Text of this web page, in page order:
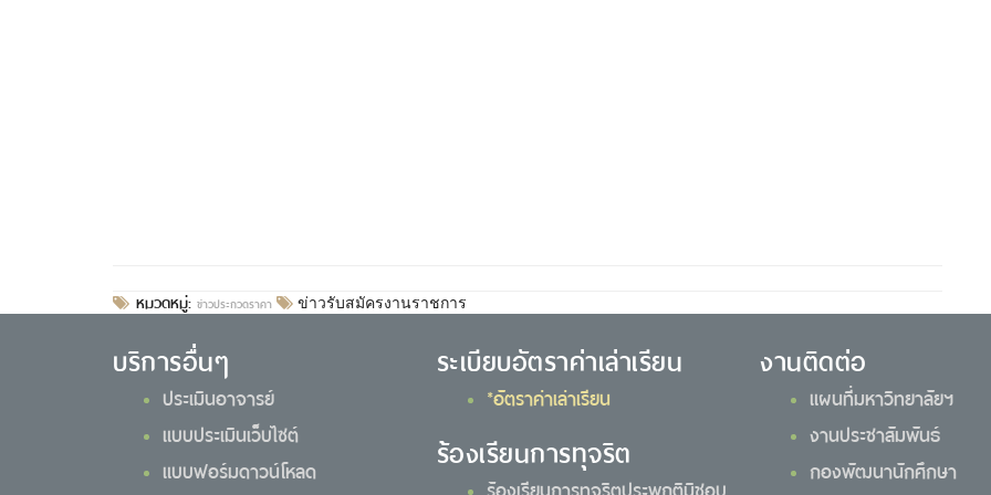
หมวดหมู่: ข่าวประกวดราคา ข่าวรับสมัครงานราชการ
บริการอื่นๆ
ประเมินอาจารย์
แบบประเมินเว็บไซต์
แบบฟอร์มดาวน์โหลด
ระเบียบอัตราค่าเล่าเรียน
*อัตราค่าเล่าเรียน
ร้องเรียนการทุจริต
ร้องเรียนการทุจริตประพฤติมิชอบ
งานติดต่อ
แผนที่มหาวิทยาลัยฯ
งานประชาสัมพันธ์
กองพัฒนานักศึกษา